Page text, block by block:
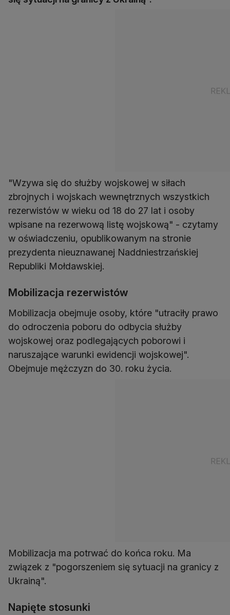
"Wzywa się do służby wojskowej w siłach
zbrojnych i wojskach wewnętrznych wszystkich
rezerwistów w wieku od 18 do 27 lat i osoby
wpisane na rezerwową listę wojskową" - czytamy
w oświadczeniu, opublikowanym na stronie
prezydenta nieuznawanej Naddniestrzańskiej
Republiki Mołdawskiej.
Mobilizacja rezerwistów
Mobilizacja obejmuje osoby, które "utraciły prawo
do odroczenia poboru do odbycia służby
wojskowej oraz podlegających poborowi i
naruszające warunki ewidencji wojskowej".
Obejmuje mężczyzn do 30. roku życia.
Mobilizacja ma potrwać do końca roku. Ma
związek z "pogorszeniem się sytuacji na granicy z
Ukrainą".
Napięte stosunki